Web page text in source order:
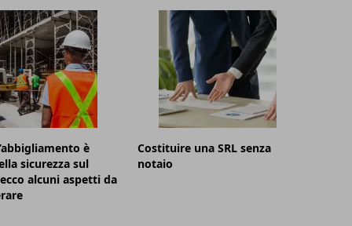
è
sicurezza sul
alcuni aspetti da
Costituire una SRL senza
notaio